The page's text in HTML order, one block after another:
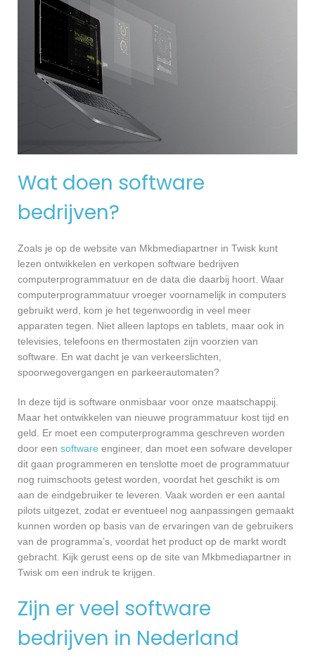
Wat doen software
bedrijven?
Zoals je op de website van Mkbmediapartner in Twisk kunt
lezen ontwikkelen en verkopen software bedrijven
computerprogrammatuur en de data die daarbij hoort. Waar
computerprogrammatuur vroeger voornamelijk in computers
gebruikt werd, kom je het tegenwoordig in veel meer
apparaten tegen. Niet alleen laptops en tablets, maar ook in
televisies, telefoons en thermostaten zijn voorzien van
software. En wat dacht je van verkeerslichten,
spoorwegovergangen en parkeerautomaten?
In deze tijd is software onmisbaar voor onze maatschappij.
Maar het ontwikkelen van nieuwe programmatuur kost tijd en
geld. Er moet een computerprogramma geschreven worden
door een software engineer, dan moet een sofware developer
dit gaan programmeren en tenslotte moet de programmatuur
nog ruimschoots getest worden, voordat het geschikt is om
aan de eindgebruiker te leveren. Vaak worden er een aantal
pilots uitgezet, zodat er eventueel nog aanpassingen gemaakt
kunnen worden op basis van de ervaringen van de gebruikers
van de programma’s, voordat het product op de markt wordt
gebracht. Kijk gerust eens op de site van Mkbmediapartner in
Twisk om een indruk te krijgen.
Zijn er veel software
bedrijven in Nederland